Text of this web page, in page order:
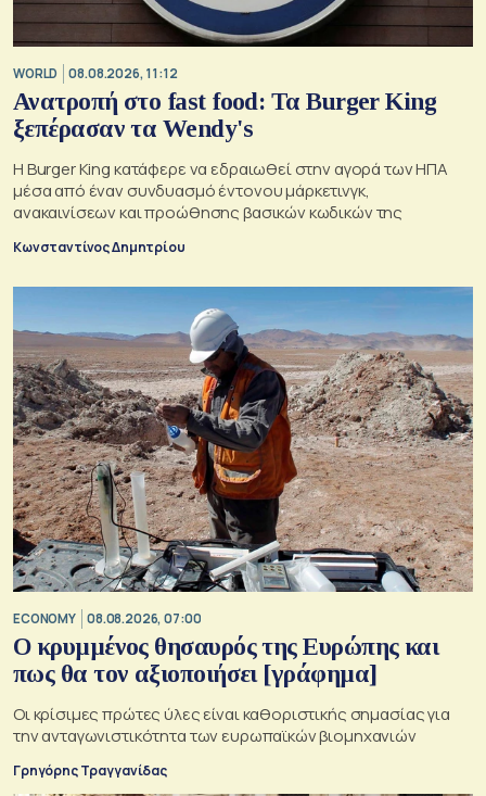
WORLD 08.08.2026, 11:12
Ανατροπή στο fast food: Τα Burger King
ξεπέρασαν τα Wendy's
Η Burger King κατάφερε να εδραιωθεί στην αγορά των ΗΠΑ
μέσα από έναν συνδυασμό έντονου μάρκετινγκ,
ανακαινίσεων και προώθησης βασικών κωδικών της
Κωνσταντίνος Δημητρίου
ECONOMY 08.08.2026, 07:00
Ο κρυμμένος θησαυρός της Ευρώπης και
πως θα τον αξιοποιήσει [γράφημα]
Οι κρίσιμες πρώτες ύλες είναι καθοριστικής σημασίας για
την ανταγωνιστικότητα των ευρωπαϊκών βιομηχανιών
Γρηγόρης Τραγγανίδας